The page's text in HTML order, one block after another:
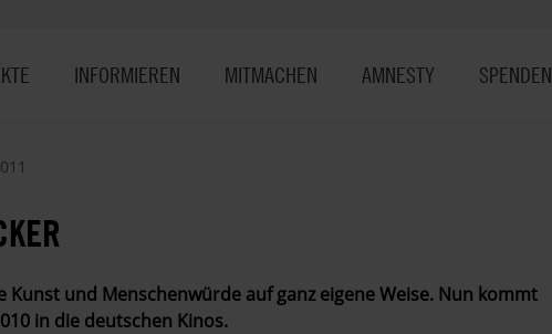
INFORMIEREN MITMACHEN AMNESTY SPENDEN
Kunst und Menschenwürde auf ganz eigene Weise. Nun kommt
in die deutschen Kinos.